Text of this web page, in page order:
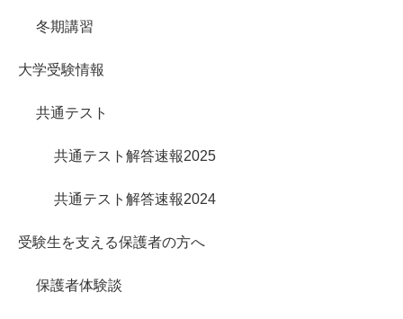
冬期講習
大学受験情報
共通テスト
共通テスト解答速報2025
共通テスト解答速報2024
受験生を支える保護者の方へ
保護者体験談